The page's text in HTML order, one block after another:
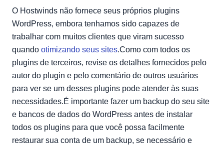
Cache
O Hostwinds não fornece seus próprios plugins
WordPress, embora tenhamos sido capazes de
trabalhar com muitos clientes que viram sucesso
quando otimizando seus sites.Como com todos os
plugins de terceiros, revise os detalhes fornecidos pelo
autor do plugin e pelo comentário de outros usuários
para ver se um desses plugins pode atender às suas
necessidades.É importante fazer um backup do seu site
e bancos de dados do WordPress antes de instalar
todos os plugins para que você possa facilmente
restaurar sua conta de um backup, se necessário e